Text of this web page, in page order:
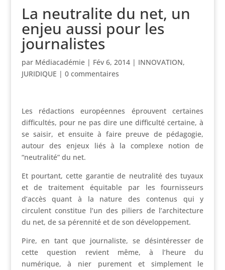
La neutralite du net, un
enjeu aussi pour les
journalistes
par Médiacadémie| Fév 6, 2014| INNOVATION,
JURIDIQUE | 0 commentaires
Les rédactions européennes éprouvent certaines
difficultés, pour ne pas dire une difficulté certaine, à
se saisir, et ensuite à faire preuve de pédagogie,
autour des enjeux liés à la complexe notion de
“neutralité” du net.
Et pourtant, cette garantie de neutralité des tuyaux
et de traitement équitable par les fournisseurs
d’accès quant à la nature des contenus qui y
circulent constitue l’un des piliers de l’architecture
du net, de sa pérennité et de son développement.
Pire, en tant que journaliste, se désintéresser de
cette question revient même, à l’heure du
numérique, à nier purement et simplement le